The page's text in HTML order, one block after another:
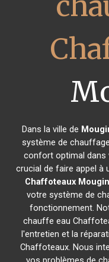
Dans la ville de
système de
confort optimal dans
crucial de faire appel à
Chaffoteaux
votre système de
fonctionnement.
chauffe eau
l'entretien et la
Chaffoteaux. Nous